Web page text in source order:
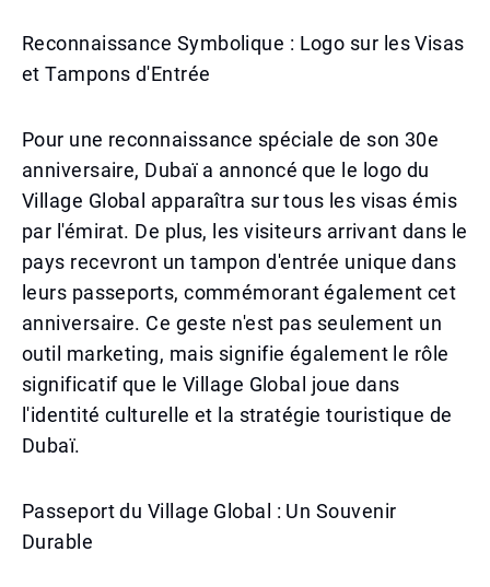
Reconnaissance Symbolique : Logo sur les Visas
et Tampons d'Entrée
Pour une reconnaissance spéciale de son 30e
anniversaire, Dubaï a annoncé que le logo du
Village Global apparaîtra sur tous les visas émis
par l'émirat. De plus, les visiteurs arrivant dans le
pays recevront un tampon d'entrée unique dans
leurs passeports, commémorant également cet
anniversaire. Ce geste n'est pas seulement un
outil marketing, mais signifie également le rôle
significatif que le Village Global joue dans
l'identité culturelle et la stratégie touristique de
Dubaï.
Passeport du Village Global : Un Souvenir
Durable